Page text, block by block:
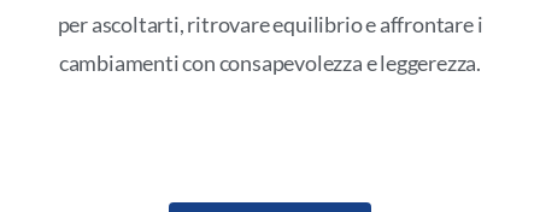
per ascoltarti, ritrovare equilibrio e affrontare i
cambiamenti con consapevolezza e leggerezza.